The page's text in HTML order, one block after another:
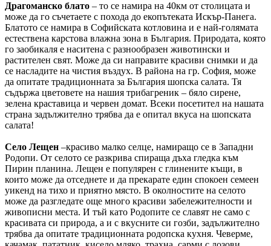
Драгоманско блато – то се намира на 40км от столицата и
може да го съчетаете с похода до екопътеката Искър-Панега.
Блатото се намира в Софийската котловина и е най-голямата
естествена карстова влажна зона в България. Природата, която
го заобикаля е наситена с разнообразен животински и
растителен свят. Може да си направите красиви снимки и да
се насладите на чистия въздух. В района на гр. София, може
да опитате традиционната за България шопска салата. Тя
съдържа цветовете на нашия трибагреник – бяло сирене,
зелена краставица и червен домат. Всеки посетител на нашата
страна задължително трябва да е опитал вкуса на шопската
салата!
Село Лещен –красиво малко селце, намиращо се в Западни
Родопи. От селото се разкрива спираща дъха гледка към
Пирин планина. Лещен е популярен с глинените къщи, в
които може да отседнете и да прекарате един спокоен семеен
уикенд на тихо и приятно място. В околностите на селото
може да разгледате още много красиви забележителности и
живописни места. И тъй като Родопите се славят не само с
красивата си природа, а и с вкусните си гозби, задължително
трябва да опитате традиционната родопска кухня. Чеверме,